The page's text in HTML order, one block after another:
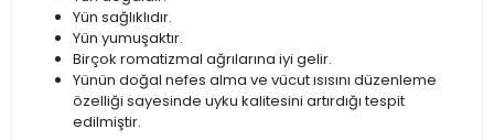
Yün sağlıklıdır.
Yün yumuşaktır.
Birçok romatizmal ağrılarına iyi gelir.
Yünün doğal nefes alma ve vücut ısısını düzenleme
özelliği sayesinde uyku kalitesini artırdığı tespit
edilmiştir.